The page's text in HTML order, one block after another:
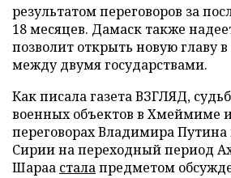
результатом переговоров за
18 месяцев. Дамаск также
позволит открыть новую главу
между двумя государствами.
Как писала газета ВЗГЛЯД,
военных объектов в Хмеймиме
переговорах Владимира
Сирии на переходный период
Шараа сталапредметом